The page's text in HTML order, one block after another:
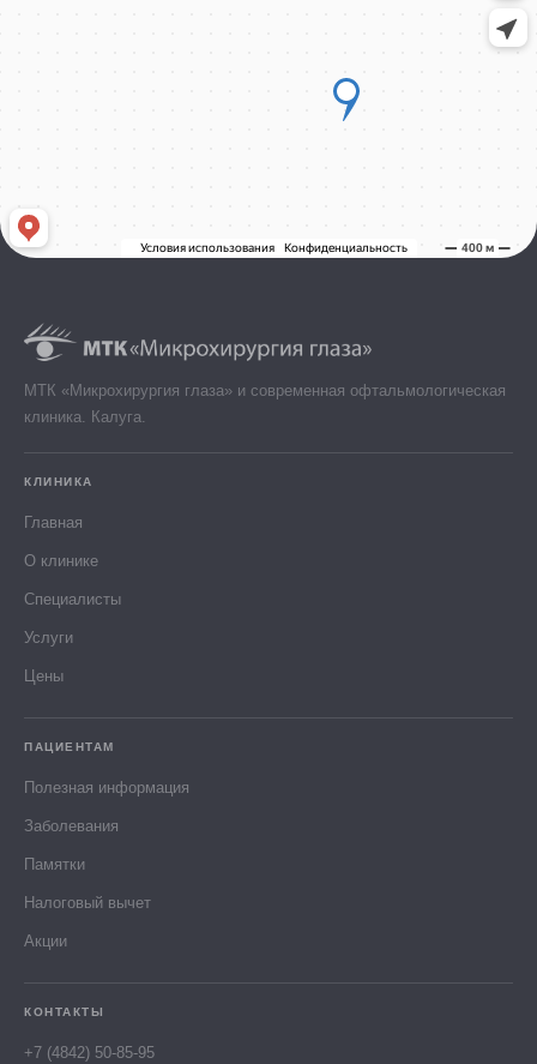
МТК «Микрохирургия глаза» и современная офтальмологическая
клиника. Калуга.
КЛИНИКА
Главная
О клинике
Специалисты
Услуги
Цены
ПАЦИЕНТАМ
Полезная информация
Заболевания
Памятки
Налоговый вычет
Акции
КОНТАКТЫ
+7 (4842) 50-85-95